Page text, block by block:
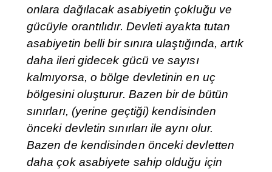
onlara dağılacak asabiyetin çokluğu ve
gücüyle orantılıdır. Devleti ayakta tutan
asabiyetin belli bir sınıra ulaştığında, artık
daha ileri gidecek gücü ve sayısı
kalmıyorsa, o bölge devletinin en uç
bölgesini oluşturur. Bazen bir de bütün
sınırları, (yerine geçtiği) kendisinden
önceki devletin sınırları ile aynı olur.
Bazen de kendisinden önceki devletten
daha çok asabiyete sahip olduğu için